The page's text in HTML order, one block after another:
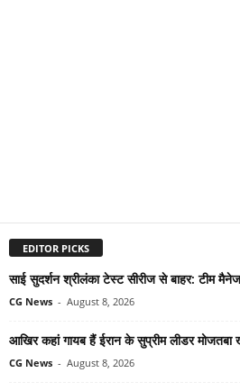
EDITOR PICKS
साई सुदर्शन श्रीलंका टेस्ट सीरीज से बाहर: टीम
CG News - August 8, 2026
आखिर कहां गायब हैं ईरान के सुप्रीम लीडर मोजतबा
CG News - August 8, 2026